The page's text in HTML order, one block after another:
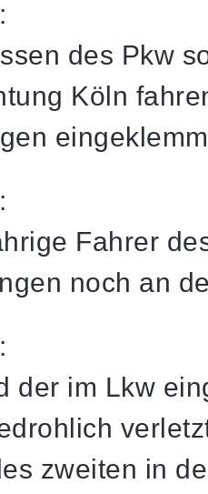
des Pkw
Köln
Fahrer
noch an
der im Lkw
zweiten in